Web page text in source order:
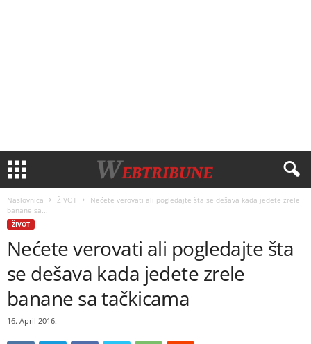
Naslovnica ŽIVOT
Nećete verovati ali pogledajte šta se dešava kada jedete zrele
banane sa...
ŽIVOT
Nećete verovati ali pogledajte šta
se dešava kada jedete zrele
banane sa tačkicama
16. April 2016.